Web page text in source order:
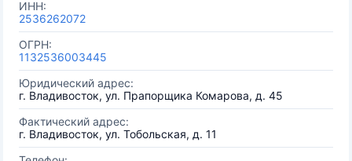
ИНН:
2536262072
ОГРН:
1132536003445
Юридический адрес:
г. Владивосток, ул. Прапорщика Комарова, д. 45
Фактический адрес:
г. Владивосток, ул. Тобольская, д. 11